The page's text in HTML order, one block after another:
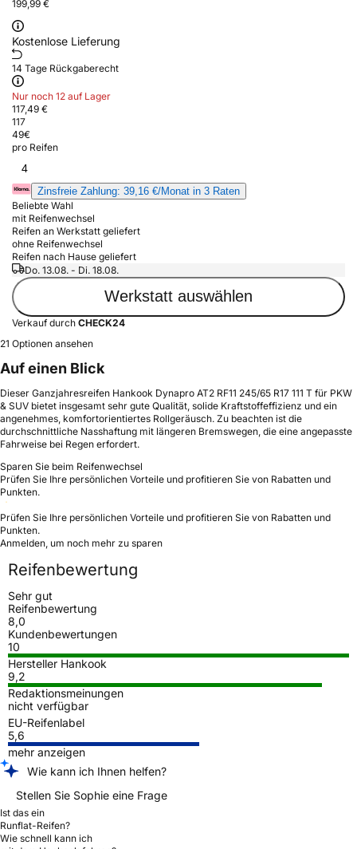
199,99 €
Kostenlose Lieferung
14 Tage Rückgaberecht
Nur noch 12 auf Lager
117,49 €
117
49€
pro Reifen
4
Zinsfreie Zahlung: 39,16 €/Monat in 3 Raten
Beliebte Wahl
mit Reifenwechsel
Reifen an Werkstatt geliefert
ohne Reifenwechsel
Reifen nach Hause geliefert
Do. 13.08. - Di. 18.08.
Werkstatt auswählen
Verkauf durch CHECK24
21 Optionen ansehen
Auf einen Blick
Dieser Ganzjahresreifen Hankook Dynapro AT2 RF11 245/65 R17 111 T für PKW
& SUV bietet insgesamt sehr gute Qualität, solide Kraftstoffeffizienz und ein
angenehmes, komfortorientiertes Rollgeräusch. Zu beachten ist die
durchschnittliche Nasshaftung mit längeren Bremswegen, die eine angepasste
Fahrweise bei Regen erfordert.
Sparen Sie beim Reifenwechsel
Prüfen Sie Ihre persönlichen Vorteile und profitieren Sie von Rabatten und
Punkten.
Prüfen Sie Ihre persönlichen Vorteile und profitieren Sie von Rabatten und
Punkten.
Anmelden, um noch mehr zu sparen
Reifenbewertung
Sehr gut
Reifenbewertung
8,0
Kundenbewertungen
10
Hersteller Hankook
9,2
Redaktionsmeinungen
nicht verfügbar
EU-Reifenlabel
5,6
mehr anzeigen
Wie kann ich Ihnen helfen?
Stellen Sie Sophie eine Frage
Ist das ein
Runflat-Reifen?
Wie schnell kann ich